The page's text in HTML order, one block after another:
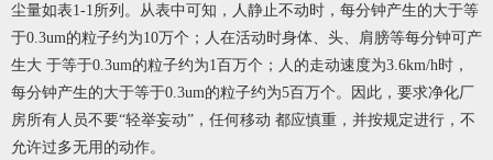
尘量如表1-1所列。从表中可知，人静止不动时，每分钟产生的大于等
于0.3um的粒子约为10万个；人在活动时身体、头、肩膀等每分钟可产
生大 于等于0.3um的粒子约为1百万个；人的走动速度为3.6km/h时，
每分钟产生的大于等于0.3um的粒子约为5百万个。因此，要求净化厂
房所有人员不要“轻举妄动”，任何移动 都应慎重，并按规定进行，不
允许过多无用的动作。